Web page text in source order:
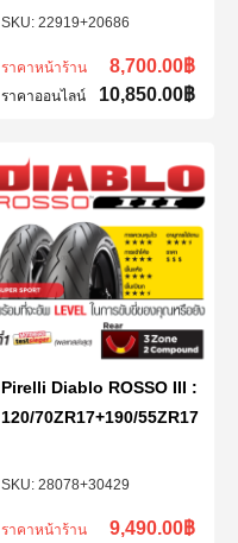
22919+20686
ราคาหน้าร้าน 8,700.00฿
ราคาออนไลน์ 10,850.00฿
28078+30429
Pirelli Diablo ROSSO III :
120/70ZR17+190/55ZR17
ราคาหน้าร้าน 9,490.00฿